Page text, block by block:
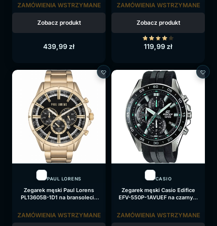
tarcza
439,99 zł
ZAMÓWIENIA WSTRZYMANE
Zobacz produkt
119,99 zł
ZAMÓWIENIA WSTRZYMANE
Zobacz produkt
PAUL LORENS
Zegarek męski Paul Lorens
PL13605B-1D1 na bransolecie
ZAMÓWIENIA WSTRZYMANE
CASIO
Zegarek męski Casio Edifice
EFV-550P-1AVUEF na czarnym
ZAMÓWIENIA WSTRZYMANE